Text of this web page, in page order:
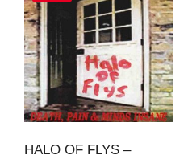
HALO OF FLYS –